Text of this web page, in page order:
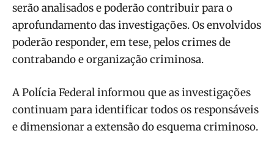
serão analisados e poderão contribuir para o
aprofundamento das investigações. Os envolvidos
poderão responder, em tese, pelos crimes de
contrabando e organização criminosa.
A Polícia Federal informou que as investigações
continuam para identificar todos os responsáveis
e dimensionar a extensão do esquema criminoso.